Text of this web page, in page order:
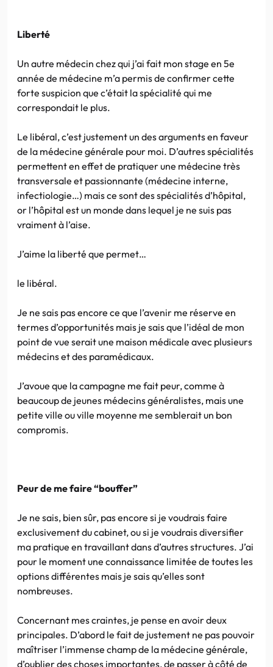
Liberté
Un autre médecin chez qui j’ai fait mon stage en 5e
année de médecine m’a permis de confirmer cette
forte suspicion que c’était la spécialité qui me
correspondait le plus.
Le libéral, c’est justement un des arguments en faveur
de la médecine générale pour moi. D’autres spécialités
permettent en effet de pratiquer une médecine très
transversale et passionnante (médecine interne,
infectiologie…) mais ce sont des spécialités d’hôpital,
or l’hôpital est un monde dans lequel je ne suis pas
vraiment à l’aise.
J’aime la liberté que permet…
le libéral.
Je ne sais pas encore ce que l’avenir me réserve en
termes d’opportunités mais je sais que l’idéal de mon
point de vue serait une maison médicale avec plusieurs
médecins et des paramédicaux.
J’avoue que la campagne me fait peur, comme à
beaucoup de jeunes médecins généralistes, mais une
petite ville ou ville moyenne me semblerait un bon
compromis.
Peur de me faire “bouffer”
Je ne sais, bien sûr, pas encore si je voudrais faire
exclusivement du cabinet, ou si je voudrais diversifier
ma pratique en travaillant dans d’autres structures. J’ai
pour le moment une connaissance limitée de toutes les
options différentes mais je sais qu’elles sont
nombreuses.
Concernant mes craintes, je pense en avoir deux
principales. D’abord le fait de justement ne pas pouvoir
maîtriser l’immense champ de la médecine générale,
d’oublier des choses importantes, de passer à côté de